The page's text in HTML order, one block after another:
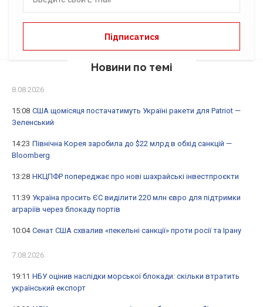
Новини по темі
8.08.2026
15:08 США щомісяця постачатимуть Україні ракети для Patriot —
Зеленський
14:23 Північна Корея заробила до $22 млрд в обхід санкцій —
Bloomberg
13:28 НКЦПФР попереджає про нові шахрайські інвестпроєкти
11:39 Україна просить ЄС виділити 220 млн євро для підтримки
аграріїв через блокаду портів
10:04 Сенат США схвалив «пекельні санкції» проти росії та Ірану
7.08.2026
19:11 НБУ оцінив наслідки морської блокади: скільки втратить
український експорт